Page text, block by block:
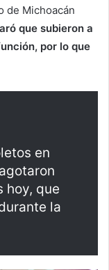
de Michoacán
que subieron a
por lo que
en
hoy, que
la